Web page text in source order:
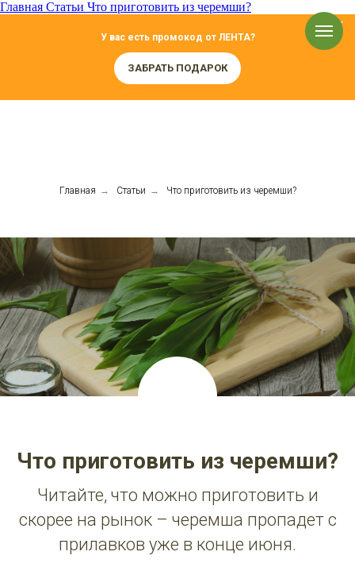
Главная Статьи Что приготовить из черемши?
У вас есть промокод от ЛЕНТА?
ЗАБРАТЬ ПОДАРОК
Главная → Статьи → Что приготовить из черемши?
Что приготовить из черемши?
Читайте, что можно приготовить и
скорее на рынок – черемша пропадет с
прилавков уже в конце июня.